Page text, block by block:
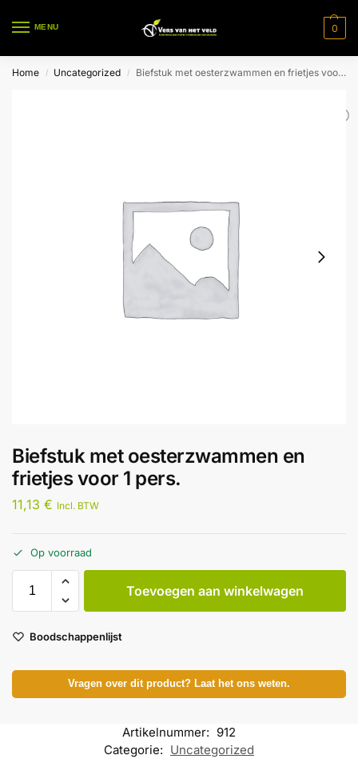
MENU 0
Home / Uncategorized / Biefstuk met oesterzwammen en frietjes voor 1 pers.
Biefstuk met oesterzwammen en
frietjes voor 1 pers.
11,13 € Incl. BTW
Op voorraad
Toevoegen aan winkelwagen
Boodschappenlijst
Vragen over dit product? Laat het ons weten.
Artikelnummer: 912
Categorie: Uncategorized